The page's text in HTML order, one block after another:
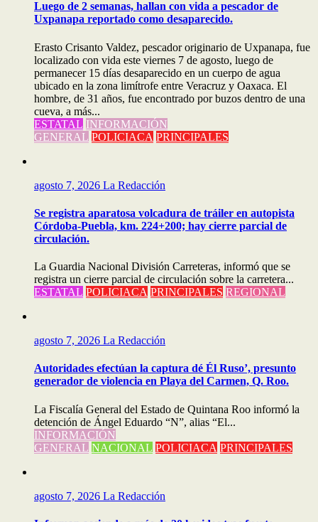
Luego de 2 semanas, hallan con vida a pescador de
Uxpanapa reportado como desaparecido.
Erasto Crisanto Valdez, pescador originario de Uxpanapa, fue
localizado con vida este viernes 7 de agosto, luego de
permanecer 15 días desaparecido en un cuerpo de agua
ubicado en la zona limítrofe entre Veracruz y Oaxaca. El
hombre, de 31 años, fue encontrado por buzos dentro de una
cueva, a más...
ESTATAL INFORMACIÓN
GENERAL POLICIACA PRINCIPALES
agosto 7, 2026 La Redacción
Se registra aparatosa volcadura de tráiler en autopista
Córdoba-Puebla, km. 224+200; hay cierre parcial de
circulación.
La Guardia Nacional División Carreteras, informó que se
registra un cierre parcial de circulación sobre la carretera...
ESTATAL POLICIACA PRINCIPALES REGIONAL
agosto 7, 2026 La Redacción
Autoridades efectúan la captura dé Él Ruso’, presunto
generador de violencia en Playa del Carmen, Q. Roo.
La Fiscalía General del Estado de Quintana Roo informó la
detención de Ángel Eduardo “N”, alias “El...
INFORMACIÓN
GENERAL NACIONAL POLICIACA PRINCIPALES
agosto 7, 2026 La Redacción